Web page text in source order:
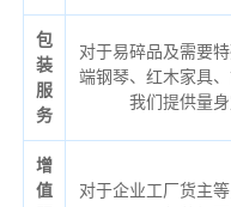
包
装
服
务
对于易碎品及需要
端钢琴、红木家具
我们提供量
增
值
对于企业工厂货主